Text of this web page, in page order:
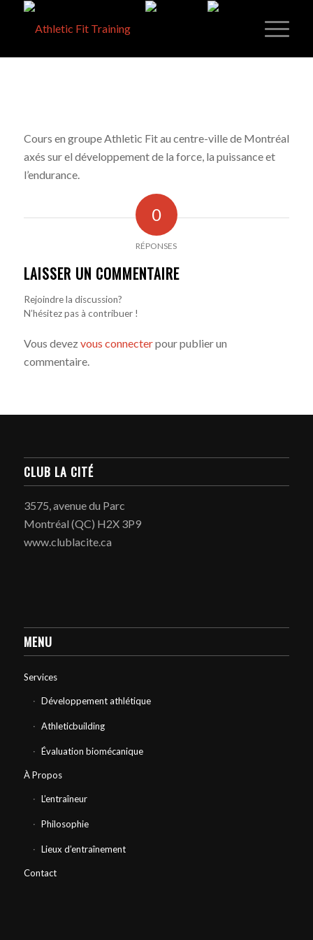
Cours en groupe Athletic Fit au centre-ville de Montréal
axés sur el développement de la force, la puissance et
l’endurance.
0
RÉPONSES
LAISSER UN COMMENTAIRE
Rejoindre la discussion?
N’hésitez pas à contribuer !
Vous devez vous connecterpour publier un
commentaire.
CLUB LA CITÉ
3575, avenue du Parc
Montréal (QC) H2X 3P9
www.clublacite.ca
MENU
Services
Développement athlétique
Athleticbuilding
Évaluation biomécanique
À Propos
L’entraîneur
Philosophie
Lieux d’entraînement
Contact